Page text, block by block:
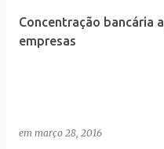
Concentração bancária
empresas
em março 28, 2016